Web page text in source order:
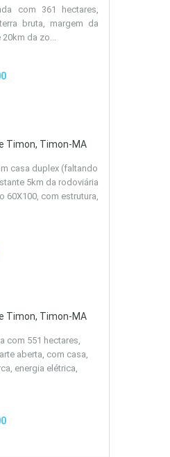
com 361 hectares,
bruta, margem da
da zo...
Timon, Timon-MA
casa duplex (faltando
5km da rodoviária
60X100, com estrutura,
Timon, Timon-MA
com 551 hectares,
aberta, com casa,
energia elétrica,